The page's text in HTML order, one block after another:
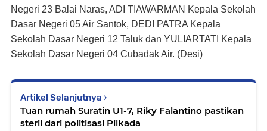
Negeri 23 Balai Naras, ADI TIAWARMAN Kepala Sekolah
Dasar Negeri 05 Air Santok, DEDI PATRA Kepala
Sekolah Dasar Negeri 12 Taluk dan YULIARTATI Kepala
Sekolah Dasar Negeri 04 Cubadak Air. (Desi)
Artikel Selanjutnya
Tuan rumah Suratin U1-7, Riky Falantino pastikan
steril dari politisasi Pilkada